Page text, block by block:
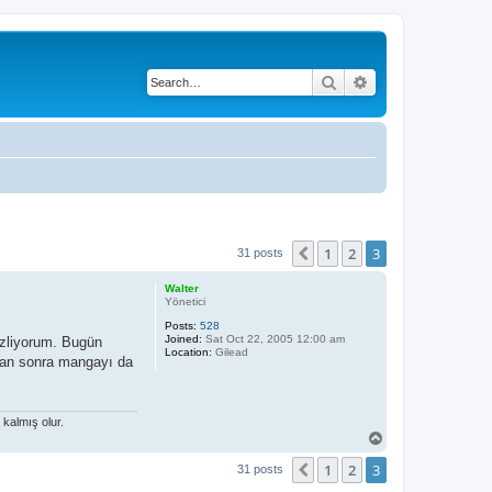
Search
31 posts Previous
1 2 3
Walter
Yönetici
Posts: 528
Joined: Sat Oct 22, 2005 12:00 am
Location: Gilead
Bugün
sonra mangayı da
olur.
31 posts Previous
1 2 3